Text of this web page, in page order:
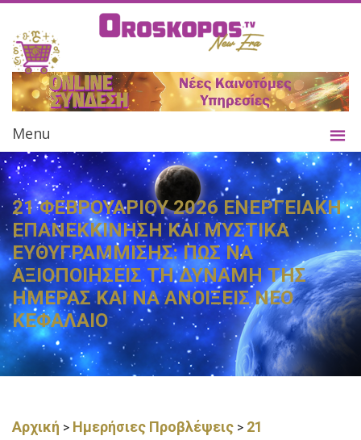
Menu
21 ΦΕΒΡΟΥΑΡΙΟΥ 2026 ΕΝΕΡΓΕΙΑΚΗ
ΕΠΑΝΕΚΚΙΝΗΣΗ ΚΑΙ ΜΥΣΤΙΚΑ
ΕΥΘΥΓΡΑΜΜΙΣΗΣ: ΠΩΣ ΝΑ
ΑΞΙΟΠΟΙΗΣΕΙΣ ΤΗ ΔΥΝΑΜΗ ΤΗΣ
ΗΜΕΡΑΣ ΚΑΙ ΝΑ ΑΝΟΙΞΕΙΣ ΝΕΟ
ΚΕΦΑΛΑΙΟ
Αρχική > Ημερήσιες Προβλέψεις > 21